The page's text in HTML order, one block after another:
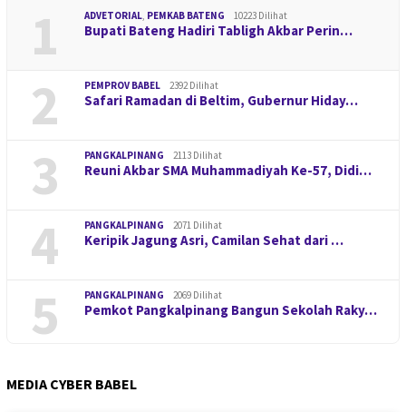
1 ADVETORIAL, PEMKAB BATENG 10223 Dilihat
Bupati Bateng Hadiri Tabligh Akbar Perin…
2 PEMPROV BABEL 2392 Dilihat
Safari Ramadan di Beltim, Gubernur Hiday…
3 PANGKALPINANG 2113 Dilihat
Reuni Akbar SMA Muhammadiyah Ke-57, Didi…
4 PANGKALPINANG 2071 Dilihat
Keripik Jagung Asri, Camilan Sehat dari …
5 PANGKALPINANG 2069 Dilihat
Pemkot Pangkalpinang Bangun Sekolah Raky…
MEDIA CYBER BABEL